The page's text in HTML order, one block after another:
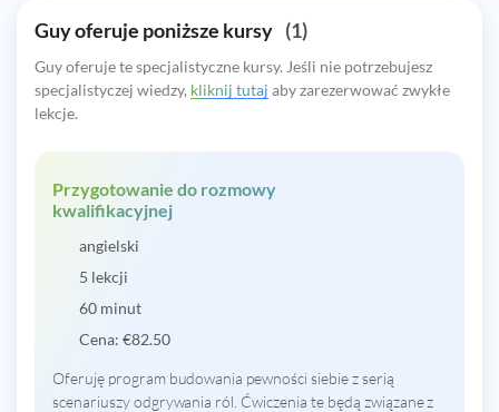
Guy oferuje poniższe kursy (1)
Guy oferuje te specjalistyczne kursy. Jeśli nie potrzebujesz
specjalistyczej wiedzy, kliknij tutaj aby zarezerwować zwykłe
lekcje.
Przygotowanie do rozmowy
kwalifikacyjnej
angielski
5 lekcji
60 minut
Cena: €82.50
Oferuję program budowania pewności siebie z serią
scenariuszy odgrywania ról. Ćwiczenia te będą związane z